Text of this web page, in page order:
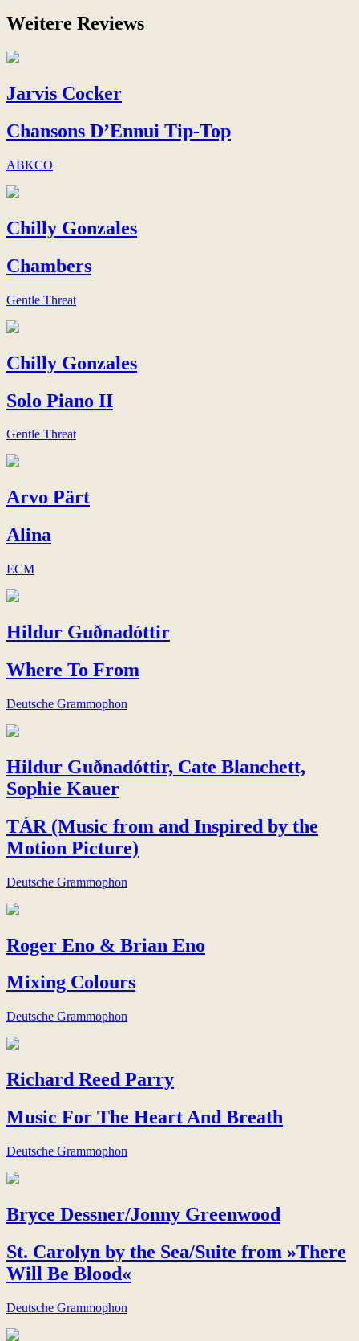
Weitere Reviews
Jarvis Cocker
Chansons D’Ennui Tip-Top
ABKCO
Chilly Gonzales
Chambers
Gentle Threat
Chilly Gonzales
Solo Piano II
Gentle Threat
Arvo Pärt
Alina
ECM
Hildur Guðnadóttir
Where To From
Deutsche Grammophon
Hildur Guðnadóttir, Cate Blanchett,
Sophie Kauer
TÁR (Music from and Inspired by the
Motion Picture)
Deutsche Grammophon
Roger Eno & Brian Eno
Mixing Colours
Deutsche Grammophon
Richard Reed Parry
Music For The Heart And Breath
Deutsche Grammophon
Bryce Dessner/Jonny Greenwood
St. Carolyn by the Sea/Suite from »There
Will Be Blood«
Deutsche Grammophon